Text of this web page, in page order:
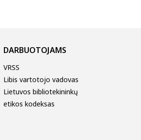
DARBUOTOJAMS
VRSS
Libis vartotojo vadovas
Lietuvos bibliotekininkų
etikos kodeksas